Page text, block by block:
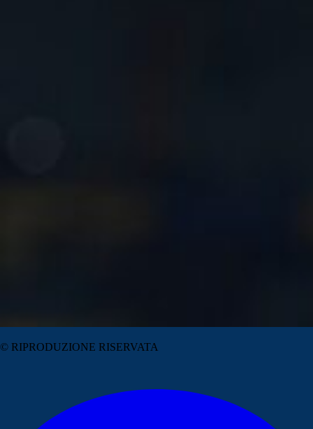
© RIPRODUZIONE RISERVATA